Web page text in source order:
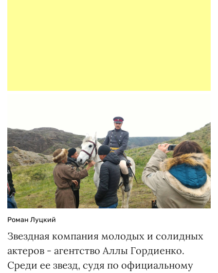
Роман Луцкий
Звездная компания молодых и солидных
актеров - агентство Аллы Гордиенко.
Среди ее звезд, судя по официальному